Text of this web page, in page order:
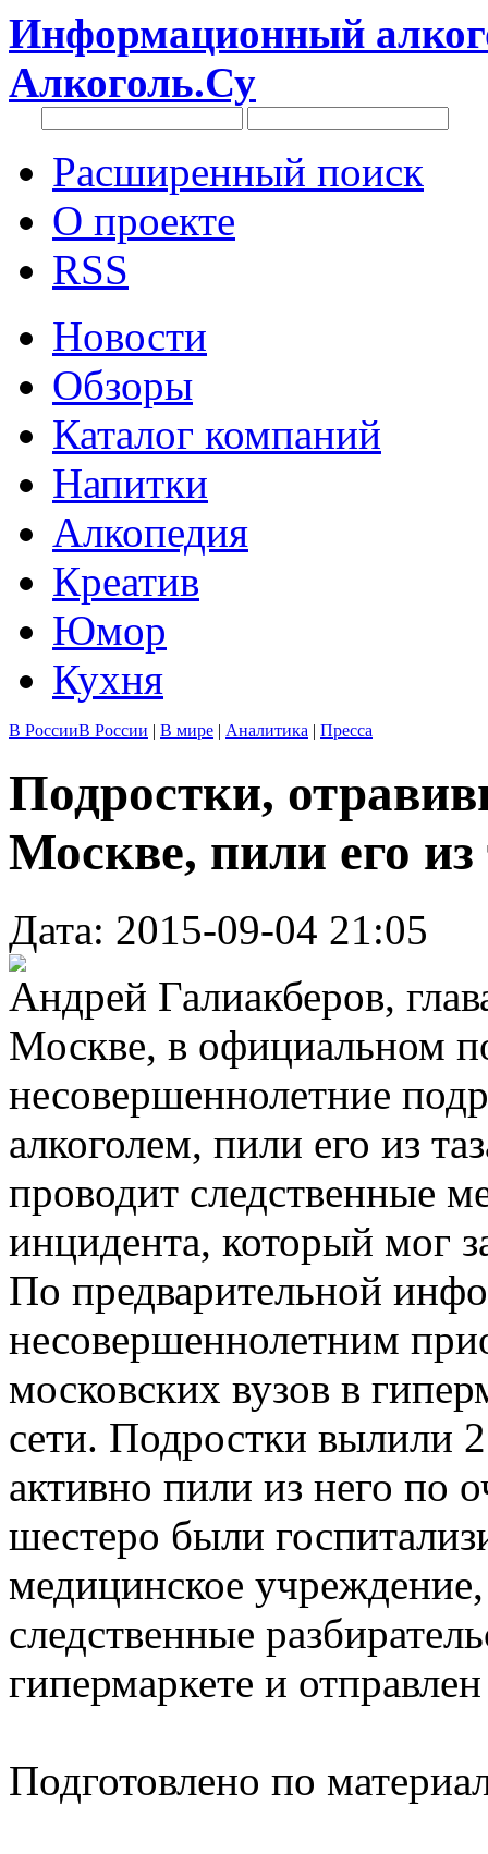
Информационный
Алкоголь.Су
Расширенный поиск
О проекте
RSS
Новости
Обзоры
Каталог компаний
Напитки
Алкопедия
Креатив
Юмор
Кухня
В РоссииВ России | В мире | Аналитика | Пресса
Подростки,
Москве, пили его из
Дата: 2015-09-04 21:05
Андрей Галиакберов,
Москве, в официальном
несовершеннолетние
алкоголем, пили его из
проводит следственные
инцидента, который мог
По предварительной
несовершеннолетним
московских вузов в
сети. Подростки вылили
активно пили из него по
шестеро были
медицинское
следственные
гипермаркете и
Подготовлено по